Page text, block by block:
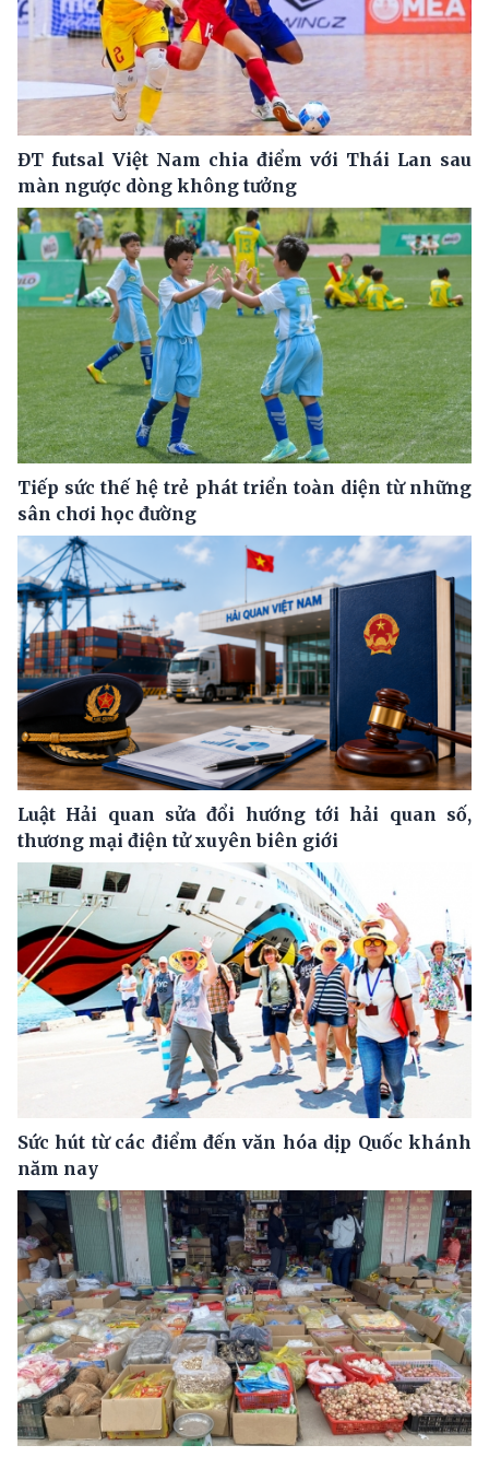
ĐT futsal Việt Nam chia điểm với Thái Lan sau
màn ngược dòng không tưởng
Tiếp sức thế hệ trẻ phát triển toàn diện từ những
sân chơi học đường
Luật Hải quan sửa đổi hướng tới hải quan số,
thương mại điện tử xuyên biên giới
Sức hút từ các điểm đến văn hóa dịp Quốc khánh
năm nay